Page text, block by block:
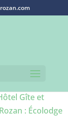
Gîte et
: Écolodge